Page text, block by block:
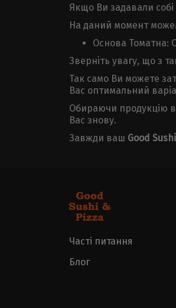
Якщо Ви задавали
На даний момент
Основа Томатна:
Зверніть увагу, що з
Так само Ви можете
Вас оптимальний
Обираючи продукцію в
Вас знову.
Завжди ваш Good
Часті питання
Блог